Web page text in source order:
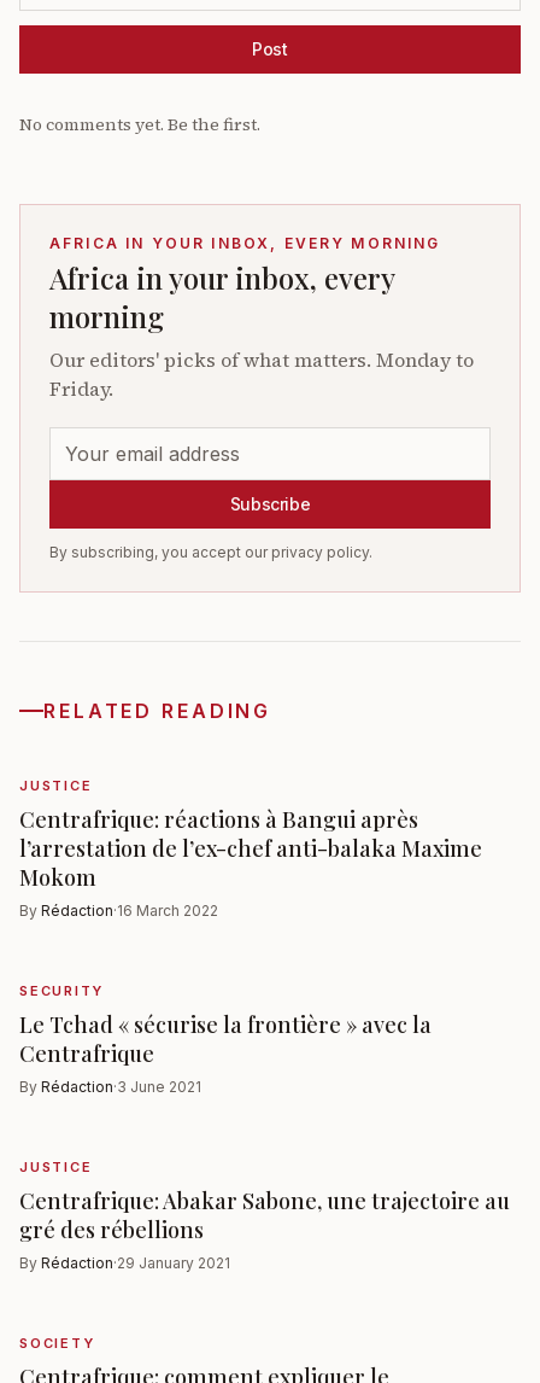
Post
No comments yet. Be the first.
AFRICA IN YOUR INBOX, EVERY MORNING
Africa in your inbox, every
morning
Our editors' picks of what matters. Monday to
Friday.
Subscribe
By subscribing, you accept our privacy policy.
RELATED READING
JUSTICE
Centrafrique: réactions à Bangui après
l’arrestation de l’ex-chef anti-balaka Maxime
Mokom
By Rédaction·16 March 2022
SECURITY
Le Tchad « sécurise la frontière » avec la
Centrafrique
By Rédaction·3 June 2021
JUSTICE
Centrafrique: Abakar Sabone, une trajectoire au
gré des rébellions
By Rédaction·29 January 2021
SOCIETY
Centrafrique: comment expliquer le